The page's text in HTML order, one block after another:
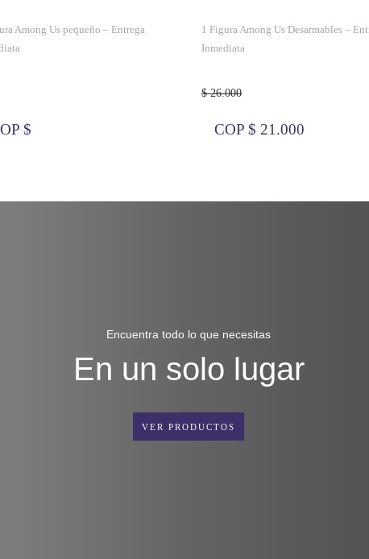
Among Us pequeño – Entrega
$
1 Figura Among Us Desarmables –
Inmediata
$ 26.000
COP $ 21.000
Encuentra todo lo que necesitas
En un solo lugar
VER PRODUCTOS